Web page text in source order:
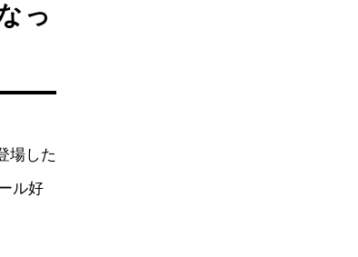
っ
場した
ル好